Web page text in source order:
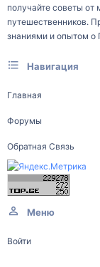
получайте советы от
путешественников.
знаниями и опытом
Навигация
Главная
Форумы
Обратная Связь
Меню
Войти